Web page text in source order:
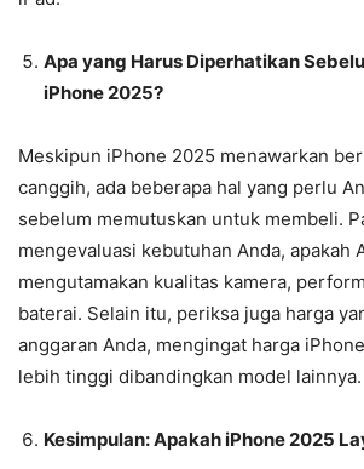
Apa yang Harus Diperhatikan
iPhone 2025?
Meskipun iPhone 2025 menawarkan
canggih, ada beberapa hal yang perlu
sebelum memutuskan untuk membeli.
mengevaluasi kebutuhan Anda, apakah
mengutamakan kualitas kamera,
baterai. Selain itu, periksa juga harga
anggaran Anda, mengingat harga
lebih tinggi dibandingkan model lainnya.
Kesimpulan: Apakah iPhone 2025